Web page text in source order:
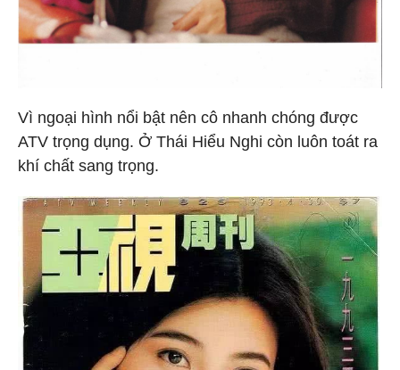
Vì ngoại hình nổi bật nên cô nhanh chóng được
ATV trọng dụng. Ở Thái Hiểu Nghi còn luôn toát ra
khí chất sang trọng.